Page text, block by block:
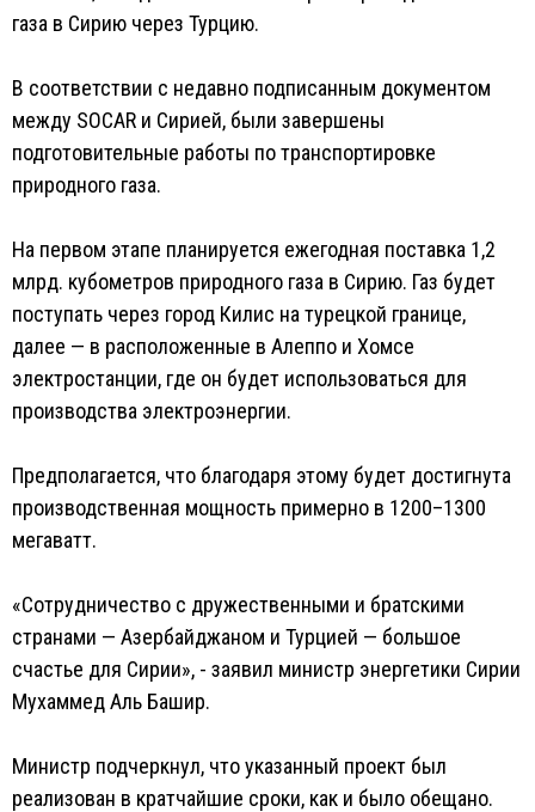
газа в Сирию через Турцию.
В соответствии с недавно подписанным документом
между SOCAR и Сирией, были завершены
подготовительные работы по транспортировке
природного газа.
На первом этапе планируется ежегодная поставка 1,2
млрд. кубометров природного газа в Сирию. Газ будет
поступать через город Килис на турецкой границе,
далее — в расположенные в Алеппо и Хомсе
электростанции, где он будет использоваться для
производства электроэнергии.
Предполагается, что благодаря этому будет достигнута
производственная мощность примерно в 1200–1300
мегаватт.
«Сотрудничество с дружественными и братскими
странами — Азербайджаном и Турцией — большое
счастье для Сирии», - заявил министр энергетики Сирии
Мухаммед Аль Башир.
Министр подчеркнул, что указанный проект был
реализован в кратчайшие сроки, как и было обещано.